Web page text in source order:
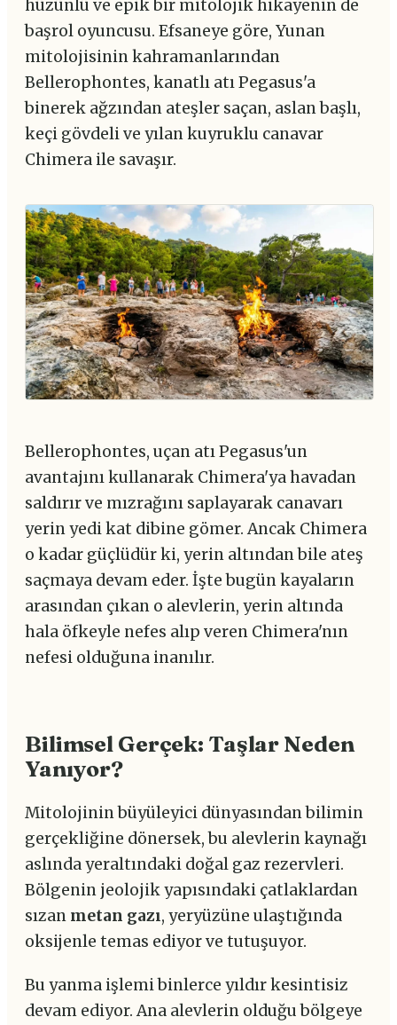
hüzünlü ve epik bir mitolojik hikayenin de
başrol oyuncusu. Efsaneye göre, Yunan
mitolojisinin kahramanlarından
Bellerophontes, kanatlı atı Pegasus'a
binerek ağzından ateşler saçan, aslan başlı,
keçi gövdeli ve yılan kuyruklu canavar
Chimera ile savaşır.
Bellerophontes, uçan atı Pegasus'un
avantajını kullanarak Chimera'ya havadan
saldırır ve mızrağını saplayarak canavarı
yerin yedi kat dibine gömer. Ancak Chimera
o kadar güçlüdür ki, yerin altından bile ateş
saçmaya devam eder. İşte bugün kayaların
arasından çıkan o alevlerin, yerin altında
hala öfkeyle nefes alıp veren Chimera'nın
nefesi olduğuna inanılır.
Bilimsel Gerçek: Taşlar Neden
Yanıyor?
Mitolojinin büyüleyici dünyasından bilimin
gerçekliğine dönersek, bu alevlerin kaynağı
aslında yeraltındaki doğal gaz rezervleri.
Bölgenin jeolojik yapısındaki çatlaklardan
sızan metan gazı, yeryüzüne ulaştığında
oksijenle temas ediyor ve tutuşuyor.
Bu yanma işlemi binlerce yıldır kesintisiz
devam ediyor. Ana alevlerin olduğu bölgeye